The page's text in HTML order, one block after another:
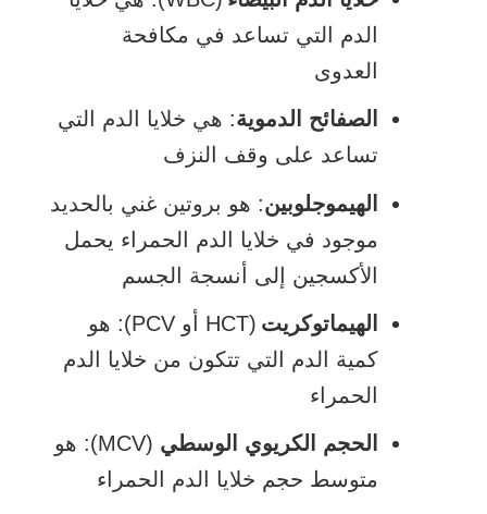
الدم التي تساعد في مكافحة
العدوى
الصفائح الدموية: هي خلايا الدم التي
تساعد على وقف النزف
الهيموجلوبين: هو بروتين غني بالحديد
موجود في خلايا الدم الحمراء يحمل
الأكسجين إلى أنسجة الجسم
الهيماتوكريت
(HCT أو PCV): هو
كمية الدم التي تتكون من خلايا الدم
الحمراء
الحجم الكريوي الوسطي
(MCV): هو
متوسط حجم خلايا الدم الحمراء